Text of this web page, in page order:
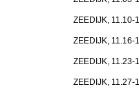
ZEEDIJK, 11.10-
ZEEDIJK, 11.16-
ZEEDIJK, 11.23-
ZEEDIJK, 11.27-